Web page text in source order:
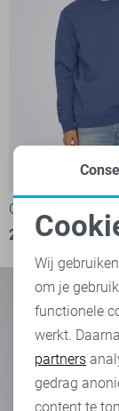
Only & Sons
29,75
34,99
Wij
om je
functionele
werkt.
partners
gedrag
content te